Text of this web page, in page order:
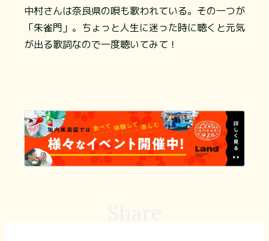
中村さんは奈良県の唄も歌われている。その一つが
「朱雀門」。ちょっと人生に迷った時に聴くと元気
が出る歌詞なので一度聴いてみて！